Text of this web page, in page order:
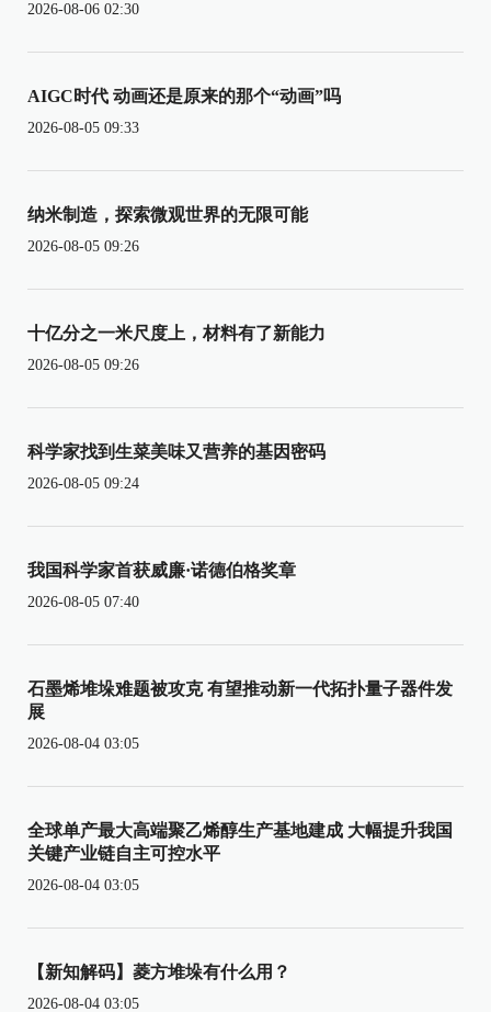
2026-08-06 02:30
AIGC时代 动画还是原来的那个“动画”吗
2026-08-05 09:33
纳米制造，探索微观世界的无限可能
2026-08-05 09:26
十亿分之一米尺度上，材料有了新能力
2026-08-05 09:26
科学家找到生菜美味又营养的基因密码
2026-08-05 09:24
我国科学家首获威廉·诺德伯格奖章
2026-08-05 07:40
石墨烯堆垛难题被攻克 有望推动新一代拓扑量子器件发
展
2026-08-04 03:05
全球单产最大高端聚乙烯醇生产基地建成 大幅提升我国
关键产业链自主可控水平
2026-08-04 03:05
【新知解码】菱方堆垛有什么用？
2026-08-04 03:05